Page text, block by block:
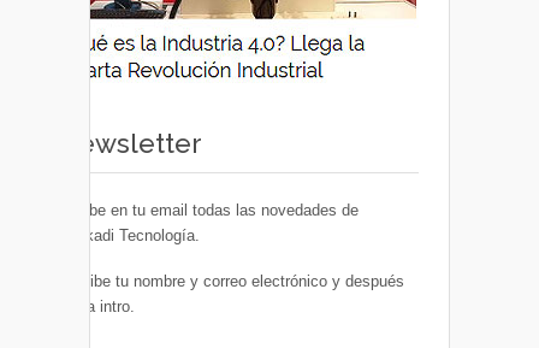
Newsletter
Recibe en tu email todas las novedades de
Euskadi Tecnología.
Escribe tu nombre y correo electrónico y después
pulsa intro.